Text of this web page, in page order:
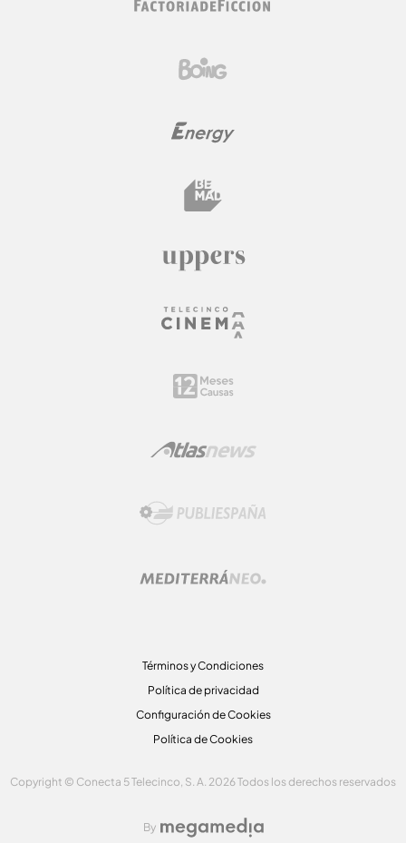
Términos y Condiciones
Política de privacidad
Configuración de Cookies
Política de Cookies
Copyright © Conecta 5 Telecinco, S. A. 2026 Todos los derechos reservados
By